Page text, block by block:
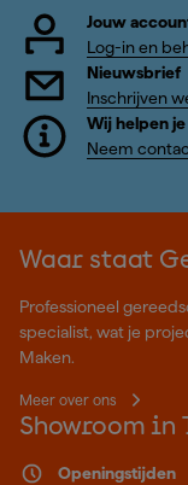
Jouw
Log-in en
Nieuwsbrief
Inschrijven
Wij helpen
Neem
Waar staat
Professioneel
specialist, wat je
Maken.
Meer over ons
Showroom in
Openingstijden